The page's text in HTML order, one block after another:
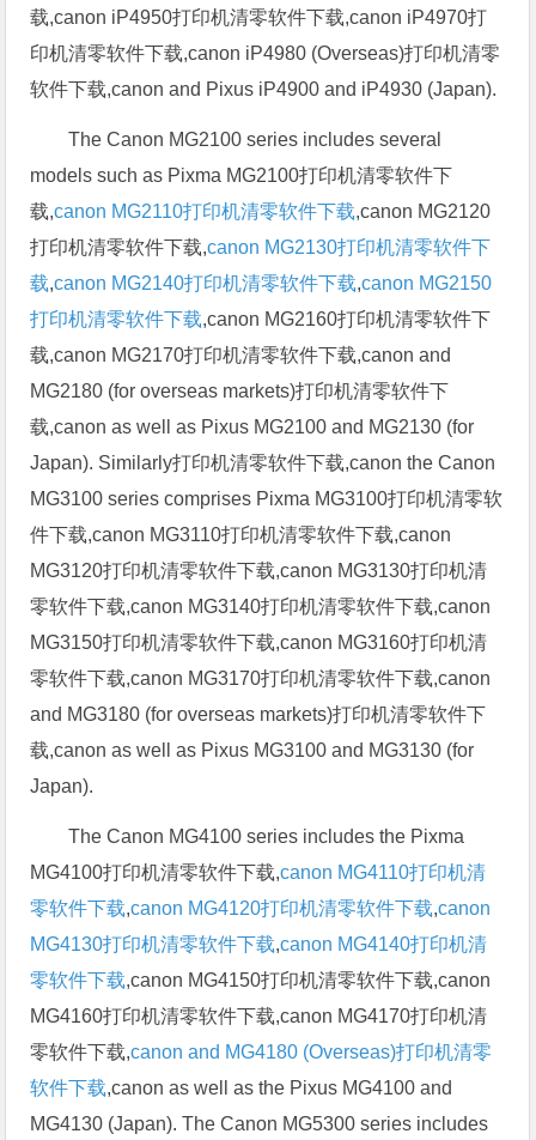
载,canon iP4950打印机清零软件下载,canon iP4970打
印机清零软件下载,canon iP4980 (Overseas)打印机清零
软件下载,canon and Pixus iP4900 and iP4930 (Japan).
The Canon MG2100 series includes several
models such as Pixma MG2100打印机清零软件下
载,canon MG2110打印机清零软件下载,canon MG2120
打印机清零软件下载,canon MG2130打印机清零软件下
载,canon MG2140打印机清零软件下载,canon MG2150
打印机清零软件下载,canon MG2160打印机清零软件下
载,canon MG2170打印机清零软件下载,canon and
MG2180 (for overseas markets)打印机清零软件下
载,canon as well as Pixus MG2100 and MG2130 (for
Japan). Similarly打印机清零软件下载,canon the Canon
MG3100 series comprises Pixma MG3100打印机清零软
件下载,canon MG3110打印机清零软件下载,canon
MG3120打印机清零软件下载,canon MG3130打印机清
零软件下载,canon MG3140打印机清零软件下载,canon
MG3150打印机清零软件下载,canon MG3160打印机清
零软件下载,canon MG3170打印机清零软件下载,canon
and MG3180 (for overseas markets)打印机清零软件下
载,canon as well as Pixus MG3100 and MG3130 (for
Japan).
The Canon MG4100 series includes the Pixma
MG4100打印机清零软件下载,canon MG4110打印机清
零软件下载,canon MG4120打印机清零软件下载,canon
MG4130打印机清零软件下载,canon MG4140打印机清
零软件下载,canon MG4150打印机清零软件下载,canon
MG4160打印机清零软件下载,canon MG4170打印机清
零软件下载,canon and MG4180 (Overseas)打印机清零
软件下载,canon as well as the Pixus MG4100 and
MG4130 (Japan). The Canon MG5300 series includes